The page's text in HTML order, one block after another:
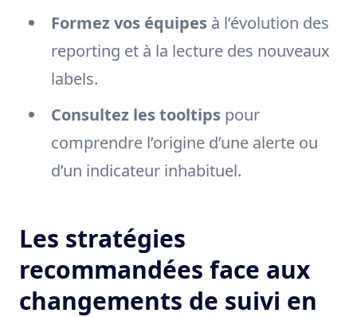
Formez vos équipes à l’évolution des
reporting et à la lecture des nouveaux
labels.
Consultez les tooltips pour
comprendre l’origine d’une alerte ou
d’un indicateur inhabituel.
Les stratégies
recommandées face aux
changements de suivi en